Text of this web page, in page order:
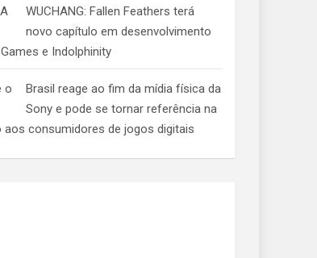
WUCHANG: Fallen Feathers terá
novo capítulo em desenvolvimento
e Indolphinity
Brasil reage ao fim da mídia física da
Sony e pode se tornar referência na
aos consumidores de jogos digitais